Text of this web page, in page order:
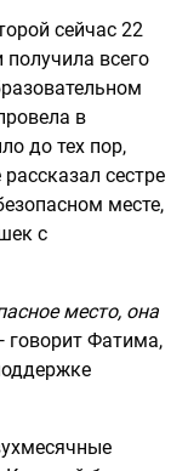
сейчас 22
всего
в
до тех пор,
сестре
месте,
с
место, она
говорит Фатима,